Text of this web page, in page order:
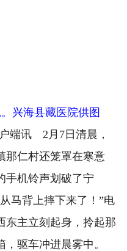
兴海县藏医院供图
端讯 2月7日清晨，
那仁村还笼罩在寒意
手机铃声划破了宁
马背上摔下来了！”电
东主立刻起身，拎起那
驱车冲进晨雾中。